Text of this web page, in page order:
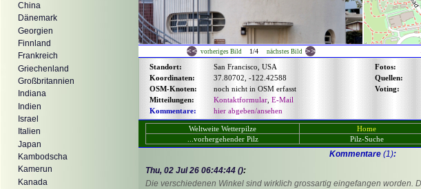
China
Dänemark
Georgien
Finnland
Frankreich
Griechenland
Großbritannien
Indiana
Indien
Israel
Italien
Japan
Kambodscha
Kamerun
Kanada
vorheriges Bild 1/4 nächstes Bild
Standort:
San Francisco, USA
Koordinaten:
37.80702, -122.42588
OSM-Knoten:
noch nicht in OSM erfasst
Mitteilungen:
Kontaktformular E-Mail
Kommentare:
hier abgeben/ansehen
Fotos:
Quellen:
Voting:
Weltweite Wetterpilze Home
...vorhergehender Pilz
Pilz-Suche
Kommentare(1):
Thu, 02 Jul 26 06:44:44 ():
Die verschiedenen Winkel sind wirklich grossartig eingefangen worden.